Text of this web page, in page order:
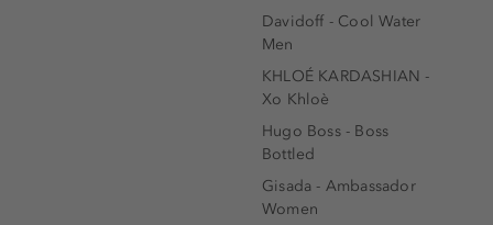
Davidoff - Cool Water
Men
KHLOÉ KARDASHIAN -
Xo Khloè
Hugo Boss - Boss
Bottled
Gisada - Ambassador
Women